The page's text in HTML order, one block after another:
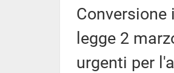
Conversione
legge 2
urgenti per